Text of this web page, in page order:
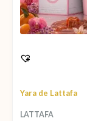
Yara de Lattafa
LATTAFA